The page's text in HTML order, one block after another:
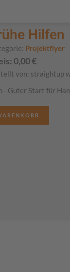
Hilfen
Projektflyer
0,00€
von: straightup
- Guter Start für